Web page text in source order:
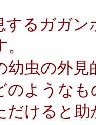
するガガ
幼虫の外
のような
だけると助